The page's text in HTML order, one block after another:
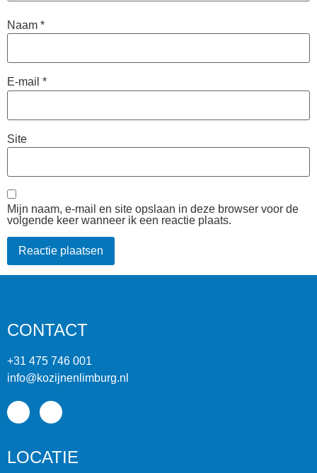
Naam *
E-mail *
Site
Mijn naam, e-mail en site opslaan in deze browser voor de
volgende keer wanneer ik een reactie plaats.
CONTACT
+31 475 746 001
info@kozijnenlimburg.nl
LOCATIE